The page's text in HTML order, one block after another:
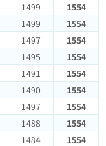
1499
1554
1499
1554
1497
1554
1495
1554
1491
1554
1490
1554
1497
1554
1488
1554
1484
1554